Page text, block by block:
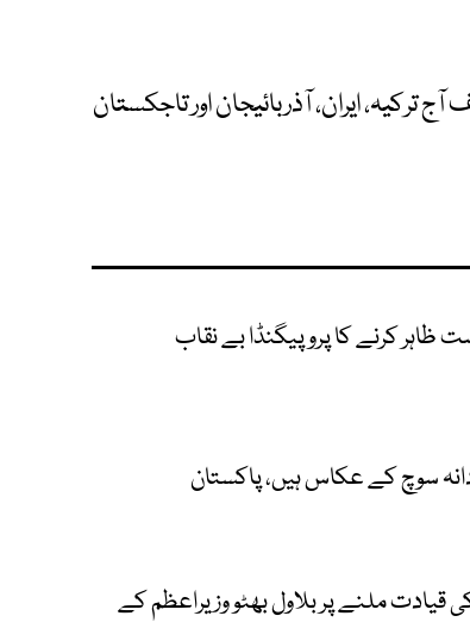
ایران، آذربائیجان اور تاجکستان
ظاہر کرنے کا پروپیگنڈا بے نقاب
سوچ کے عکاس ہیں، پاکستان
ملنے پر بلاول بھٹو وزیراعظم کے